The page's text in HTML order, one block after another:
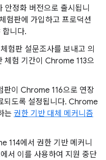
정화 버전으로 출시됩니
험판에 가입하고 프로덕션
합니다.
험판 설문조사를 보내고 의
체험 기간이 Chrome 113으
판이 Chrome 116으로 연장
되도록 설정됩니다. Chrome
는 권한 기반 대체 메커니즘
114에서 권한 기반 메커니
서 이를 사용하여 지원 중단